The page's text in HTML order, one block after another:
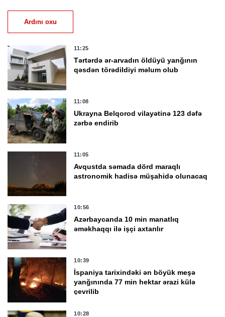
Ardını oxu
11:25
Tərtərdə ər-arvadın öldüyü yanğının
qəsdən törədildiyi məlum olub
11:08
Ukrayna Belqorod vilayətinə 123 dəfə
zərbə endirib
11:05
Avqustda səmada dörd maraqlı
astronomik hadisə müşahidə olunacaq
10:56
Azərbaycanda 10 min manatlıq
əməkhaqqı ilə işçi axtarılır
10:39
İspaniya tarixindəki ən böyük meşə
yanğınında 77 min hektar ərazi külə
çevrilib
10:28